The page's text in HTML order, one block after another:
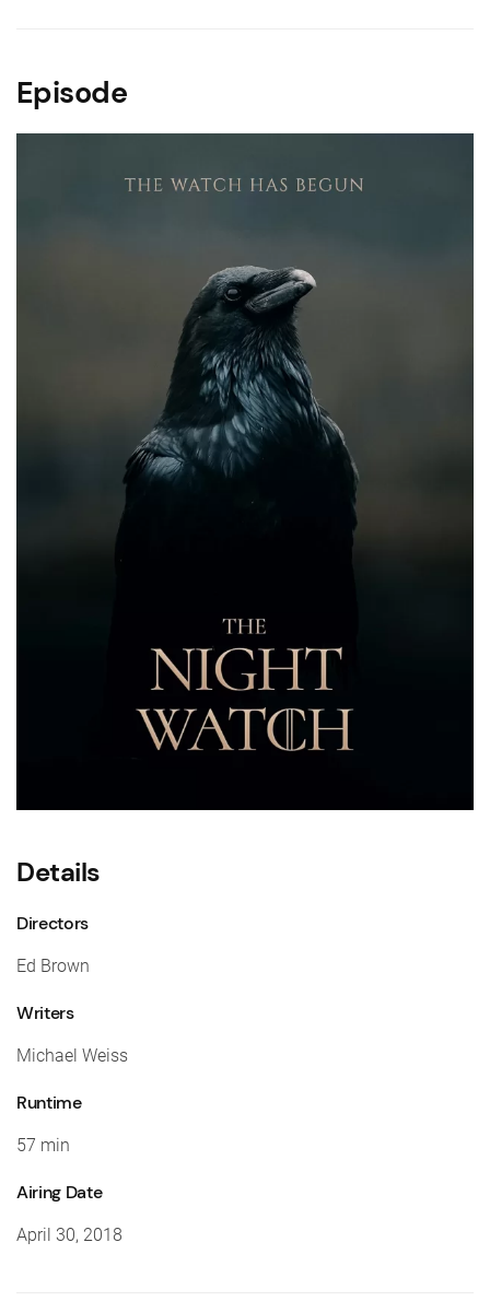
Episode
Details
Directors
Ed Brown
Writers
Michael Weiss
Runtime
57 min
Airing Date
April 30, 2018